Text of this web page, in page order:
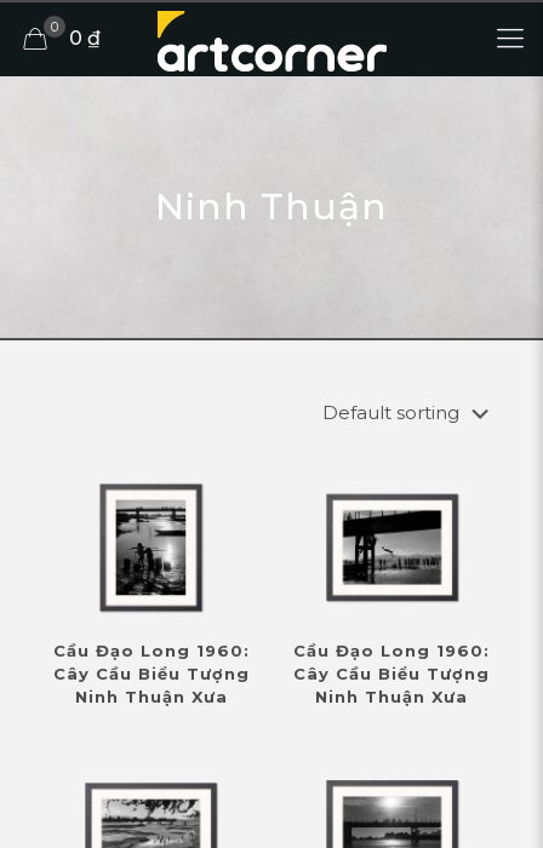
0 0 ₫
Ninh Thuận
Cầu Đạo Long 1960:
Cây Cầu Biểu Tượng
Ninh Thuận Xưa
Cầu Đạo Long 1960:
Cây Cầu Biểu Tượng
Ninh Thuận Xưa